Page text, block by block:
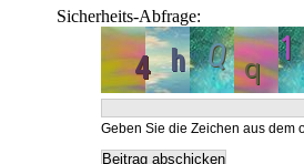
Sicherheits-Abfrage:
Geben Sie die Zeichen aus dem